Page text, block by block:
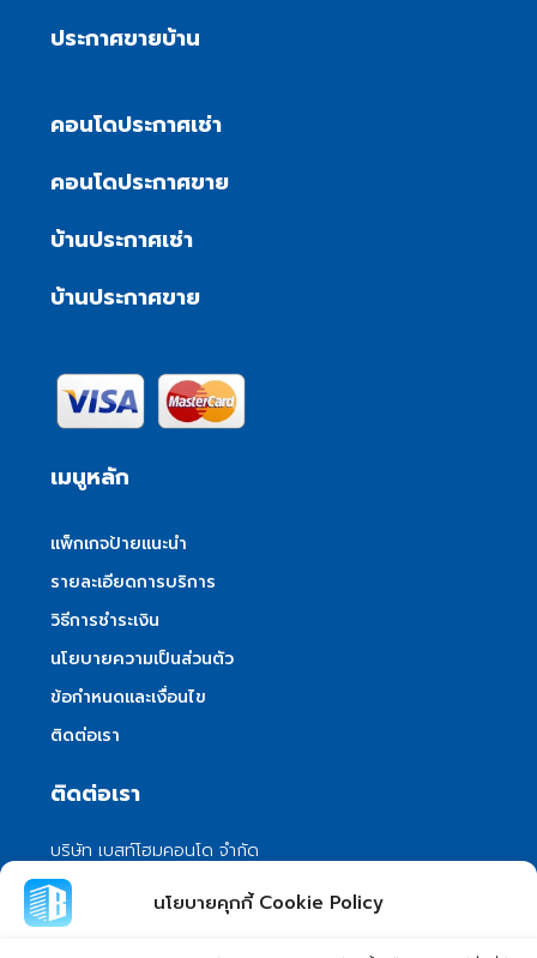
นโยบายคุกกี้ Cookie Policy
ประกาศขายบ้าน
คอนโดประกาศเช่า
คอนโดประกาศขาย
บ้านประกาศเช่า
บ้านประกาศขาย
เมนูหลัก
แพ็กเกจป้ายแนะนำ
รายละเอียดการบริการ
วิธีการชำระเงิน
นโยบายความเป็นส่วนตัว
ข้อกำหนดและเงื่อนไข
ติดต่อเรา
ติดต่อเรา
บริษัท เบสท์โฮมคอนโด จำกัด
101/399 หมู่ 7 แขวงลําผักชี เขตหนองจอก
กรุงเทพมหานคร 10530